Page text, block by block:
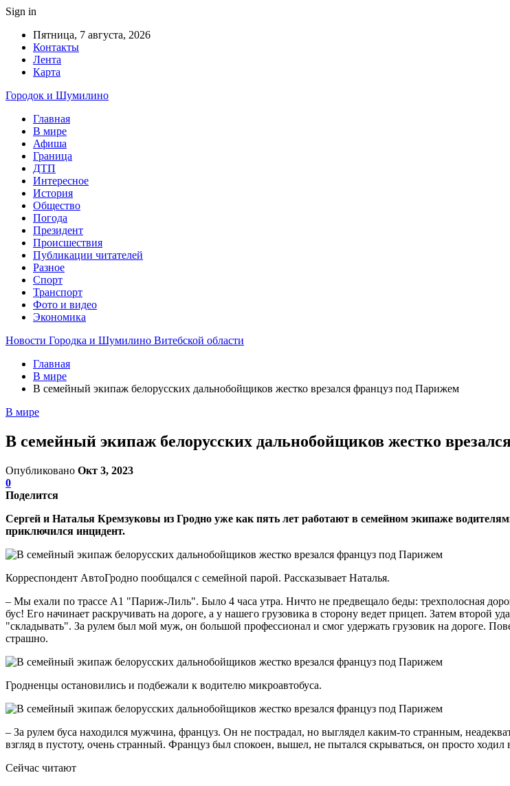
Sign in
Пятница, 7 августа, 2026
Контакты
Лента
Карта
Городок и Шумилино
Главная
В мире
Афиша
Граница
ДТП
Интересное
История
Общество
Погода
Президент
Происшествия
Публикации читателей
Разное
Спорт
Транспорт
Фото и видео
Экономика
Новости Городка и Шумилино Витебской области
Главная
В мире
В семейный экипаж белорусских дальнобойщиков жестко врезался француз под Парижем
В мире
В семейный экипаж белорусских дальнобойщиков жестко
Опубликовано Окт 3, 2023
0
Поделится
Сергей и Наталья Кремзуковы из Гродно уже как пять лет работают в семейном экипаже
приключился инцидент.
Корреспондент АвтоГродно пообщался с семейной парой. Рассказывает Наталья.
– Мы ехали по трассе А1 "Париж-Лиль". Было 4 часа утра. Ничто не предвещало беды: трехполосная
бус! Его начинает раскручивать на дороге, а у нашего грузовика в сторону ведет прицеп. Затем второй
"складывать". За рулем был мой муж, он большой профессионал и смог удержать грузовик на дороге.
страшно.
Гродненцы остановились и подбежали к водителю микроавтобуса.
– За рулем буса находился мужчина, француз. Он не пострадал, но выглядел каким-то странным,
взгляд в пустоту, очень странный. Француз был спокоен, вышел, не пытался скрываться, он просто
Сейчас читают